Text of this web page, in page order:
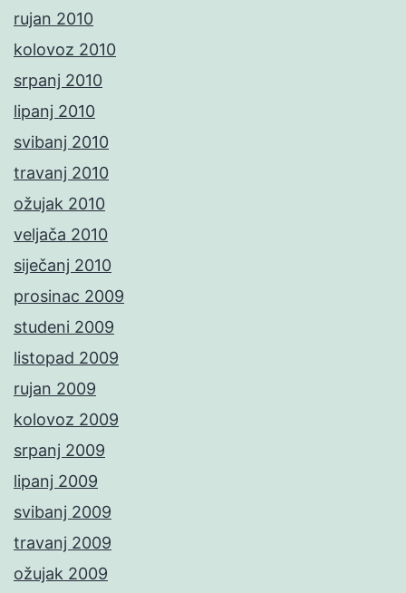
rujan 2010
kolovoz 2010
srpanj 2010
lipanj 2010
svibanj 2010
travanj 2010
ožujak 2010
veljača 2010
siječanj 2010
prosinac 2009
studeni 2009
listopad 2009
rujan 2009
kolovoz 2009
srpanj 2009
lipanj 2009
svibanj 2009
travanj 2009
ožujak 2009